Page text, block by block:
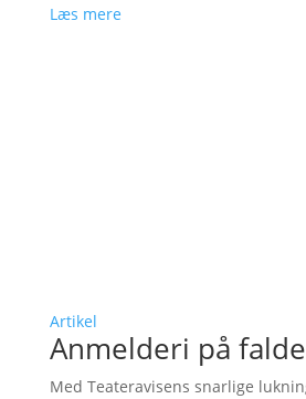
Læs mere
Artikel
Anmelderi på
Med Teateravisens snarlige